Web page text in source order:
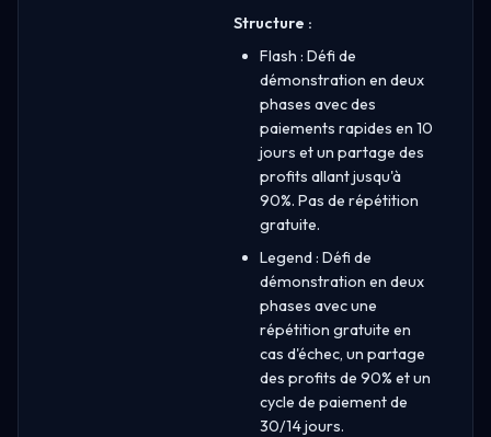
Structure :
Flash : Défi de
démonstration en deux
phases avec des
paiements rapides en 10
jours et un partage des
profits allant jusqu'à
90%. Pas de répétition
gratuite.
Legend : Défi de
démonstration en deux
phases avec une
répétition gratuite en
cas d'échec, un partage
des profits de 90% et un
cycle de paiement de
30/14 jours.